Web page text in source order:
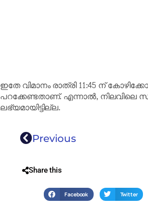
ഇതേ വിമാനം രാത്രി 11:45 ന്
പറക്കേണ്ടതാണ്. എന്നാൽ, നിലവിലെ
ലഭ്യമായിട്ടില്ല.
Previous
Share this
Facebook Twitter